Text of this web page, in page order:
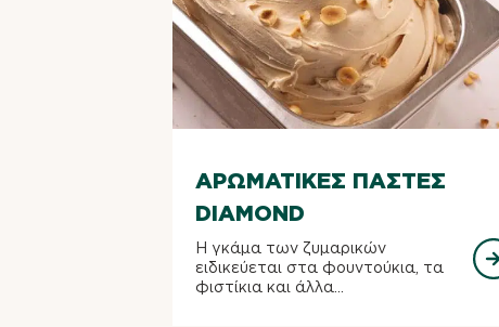
ΑΡΩΜΑΤΙΚΈΣ ΠΆΣΤΕΣ
DIAMOND
Η γκάμα των ζυμαρικών
ειδικεύεται στα φουντούκια, τα
φιστίκια και άλλα...